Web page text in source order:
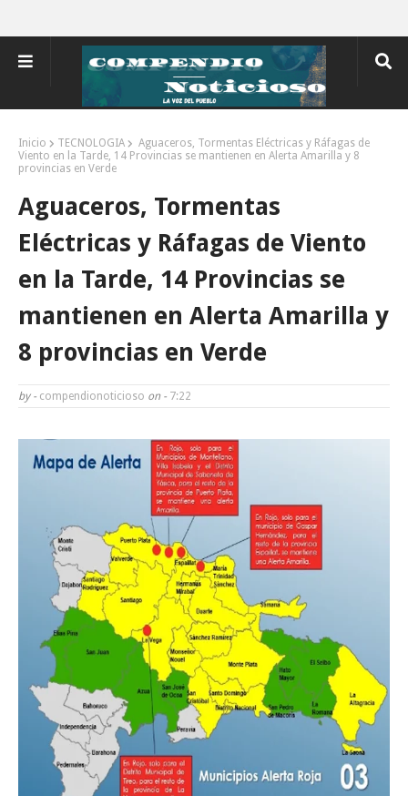
Inicio TECNOLOGIA
Aguaceros, Tormentas Eléctricas y Ráfagas de
Viento en la Tarde, 14 Provincias se mantienen en Alerta Amarilla y 8
provincias en Verde
Aguaceros, Tormentas
Eléctricas y Ráfagas de Viento
en la Tarde, 14 Provincias se
mantienen en Alerta Amarilla y
8 provincias en Verde
by - compendionoticioso on - 7:22